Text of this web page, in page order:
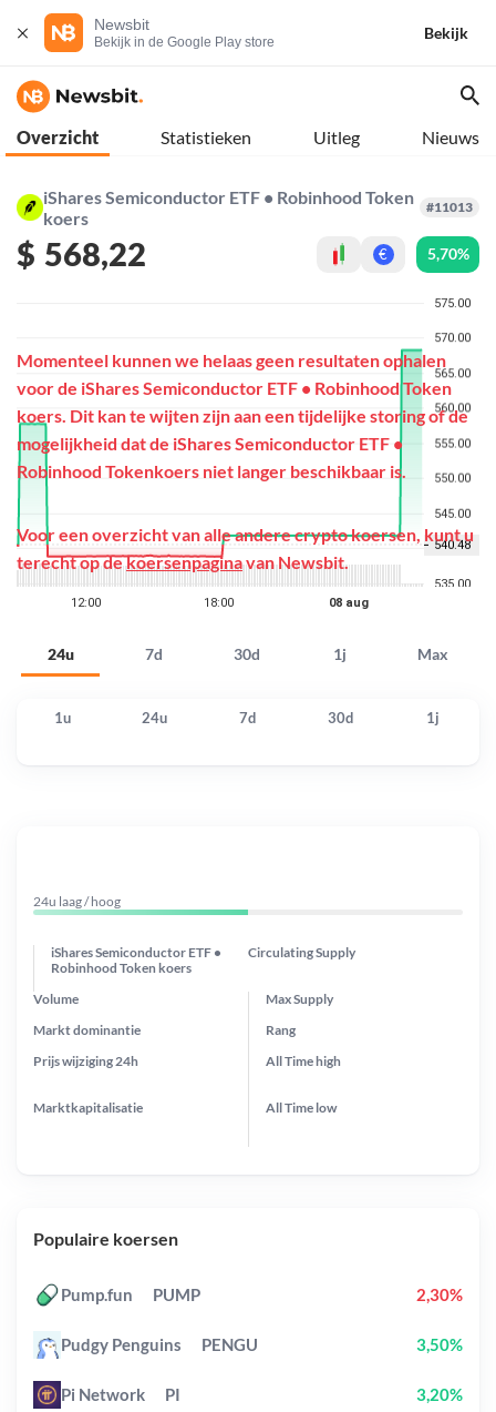
Newsbit
Bekijk in de Google Play store
Bekijk
Overzicht Statistieken Uitleg Nieuws
iShares Semiconductor ETF • Robinhood Token
koers
#11013
$ 568,22 € 5,70%
24u 7d 30d 1j Max
Momenteel kunnen we helaas geen resultaten ophalen
voor de iShares Semiconductor ETF • Robinhood Token
koers. Dit kan te wijten zijn aan een tijdelijke storing of de
mogelijkheid dat de iShares Semiconductor ETF •
Robinhood Tokenkoers niet langer beschikbaar is.
Voor een overzicht van alle andere crypto koersen, kunt u
terecht op dekoersenpaginavan Newsbit.
1u 24u 7d 30d 1j
24u laag / hoog
iShares Semiconductor ETF •
Robinhood Token koers
Circulating Supply
Prijs wijziging 24h
Max Supply
Markt dominantie
Marktkapitalisatie
Volume
Rang
All Timehigh
All Time low
Populaire koersen
Pump.fun PUMP 2,30%
Pudgy Penguins PENGU 3,50%
Pi Network PI 3,20%